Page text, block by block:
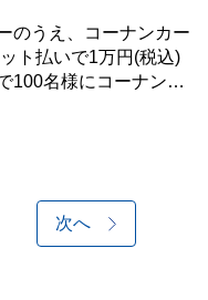
のうえ、コーナンカー
ト払いで1万円(税込)
100名様にコーナン商
次へ